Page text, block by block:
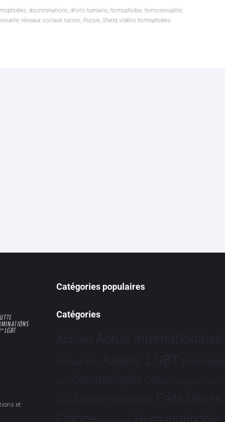
, discriminations, droits humains, homophobie, homosexualite,
, réseaux sociaux russes, Russie, Stand, vidéos homophobes
et
Catégories populaires
Catégories
Actions Actus Internationales
Afrique Asie Assos. LGBT Bioéthique
Brève Communiqués Culture Dialogues France-
Brésil Europe Evénements Faits Divers
Humanophobie